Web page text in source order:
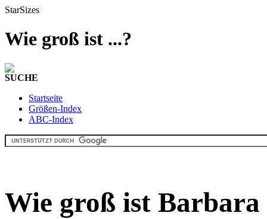
StarSizes
Wie groß ist ...?
SUCHE
Startseite
Größen-Index
ABC-Index
Wie groß ist